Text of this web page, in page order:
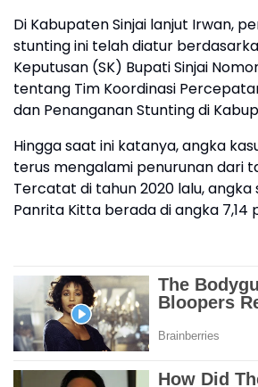
Di Kabupaten Sinjai lanjut Irwan,
stunting ini telah diatur
Keputusan (SK) Bupati Sinjai
tentang Tim Koordinasi
dan Penanganan Stunting di
Hingga saat ini katanya, angka
terus mengalami penurunan dari
Tercatat di tahun 2020 lalu, angka
Panrita Kitta berada di angka 7,14